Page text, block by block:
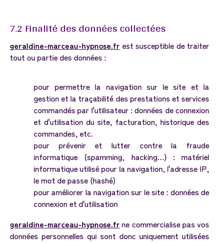
7.2 Finalitédesdonnéescollectées
geraldine-marceau-hypnose.fr est susceptible de traiter
tout ou partie des données :
pour permettre la navigation sur le site et la
gestion et la traçabilité des prestations et services
commandés par l'utilisateur : données de connexion
et d'utilisation du site, facturation, historique des
commandes, etc.
pour prévenir et lutter contre la fraude
informatique (spamming, hacking…) : matériel
informatique utilisé pour la navigation, l'adresse IP,
le mot de passe (hashé)
pour améliorer la navigation sur le site : données de
connexion et d'utilisation
geraldine-marceau-hypnose.fr ne commercialise pas vos
données personnelles qui sont donc uniquement utilisées